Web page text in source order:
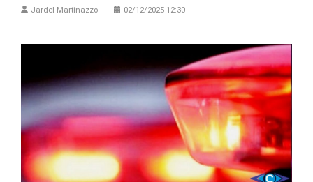
Jardel Martinazzo 02/12/2025 12:30